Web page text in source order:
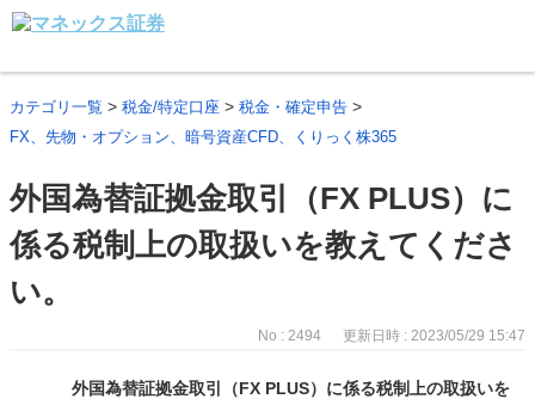
カテゴリ一覧 > 税金/特定口座 > 税金・確定申告 >
FX、先物・オプション、暗号資産CFD、くりっく株365
外国為替証拠金取引（FX PLUS）に
係る税制上の取扱いを教えてくださ
い。
No : 2494 更新日時 : 2023/05/29 15:47
外国為替証拠金取引（FX PLUS）に係る税制上の取扱いを